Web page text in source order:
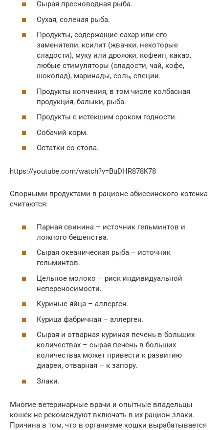
Сырая пресноводная рыба.
Сухая, соленая рыба.
Продукты, содержащие сахар или его
заменители, ксилит (жвачки, некоторые
сладости), муку или дрожжи, кофеин, какао,
любые стимуляторы (сладости, чай, кофе,
шоколад), маринады, соль, специи.
Продукты копчения, в том числе колбасная
продукция, балыки, рыба.
Продукты с истекшим сроком годности.
Собачий корм.
Остатки со стола.
https://youtube.com/watch?v=BuDHR878K78
Спорными продуктами в рационе абиссинского котенка
считаются:
Парная свинина – источник гельминтов и
ложного бешенства.
Сырая океаническая рыба – источник
гельминтов.
Цельное молоко – риск индивидуальной
непереносимости.
Куриные яйца – аллерген.
Курица фабричная – аллерген.
Сырая и отварная куриная печень в больших
количествах – сырая печень в больших
количествах может привести к развитию
диареи, отварная – к запору.
Злаки.
Многие ветеринарные врачи и опытные владельцы
кошек не рекомендуют включать в их рацион злаки.
Причина в том, что в организме кошки вырабатывается